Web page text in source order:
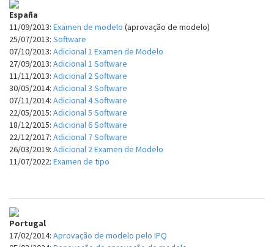
España
11/09/2013: Examen de modelo (aprovação de modelo)
25/07/2013: Software
07/10/2013: Adicional 1 Examen de Modelo
27/09/2013: Adicional 1 Software
11/11/2013: Adicional 2 Software
30/05/2014: Adicional 3 Software
07/11/2014: Adicional 4 Software
22/05/2015: Adicional 5 Software
18/12/2015: Adicional 6 Software
22/12/2017: Adicional 7 Software
26/03/2019: Adicional 2 Examen de Modelo
11/07/2022: Examen de tipo
Portugal
17/02/2014: Aprovação de modelo pelo IPQ